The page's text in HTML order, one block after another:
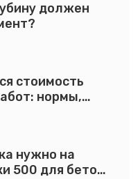
должен
стоимость
нормы,
нужно на
500 для бетона